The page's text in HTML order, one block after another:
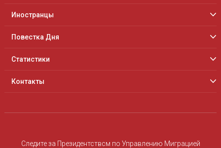
Иностранцы
Повестка Дня
Статистики
Контакты
Следите за Президентствcм по Управлению Миграцией